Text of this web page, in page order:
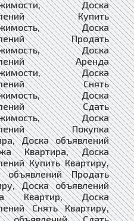
Доска
Купить
Доска
Продать
Доска
Аренда
Доска
Снять
Доска
Сдать
Доска
Покупка
Доска объявлений
Квартира, Доска
Купить Квартиру,
объявлений Продать
Доска объявлений
Квартир, Доска
Снять Квартиру,
объявлений Сдать